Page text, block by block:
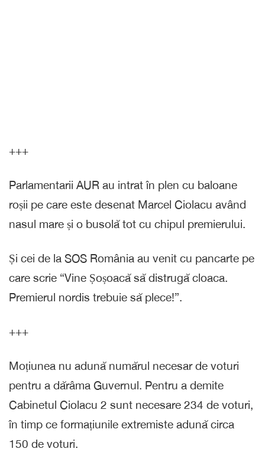
+++
Parlamentarii AUR au intrat în plen cu baloane
roșii pe care este desenat Marcel Ciolacu având
nasul mare și o busolă tot cu chipul premierului.
Și cei de la SOS România au venit cu pancarte pe
care scrie “Vine Șoșoacă să distrugă cloaca.
Premierul nordis trebuie să plece!”.
+++
Moțiunea nu adună numărul necesar de voturi
pentru a dărâma Guvernul. Pentru a demite
Cabinetul Ciolacu 2 sunt necesare 234 de voturi,
în timp ce formațiunile extremiste adună circa
150 de voturi.